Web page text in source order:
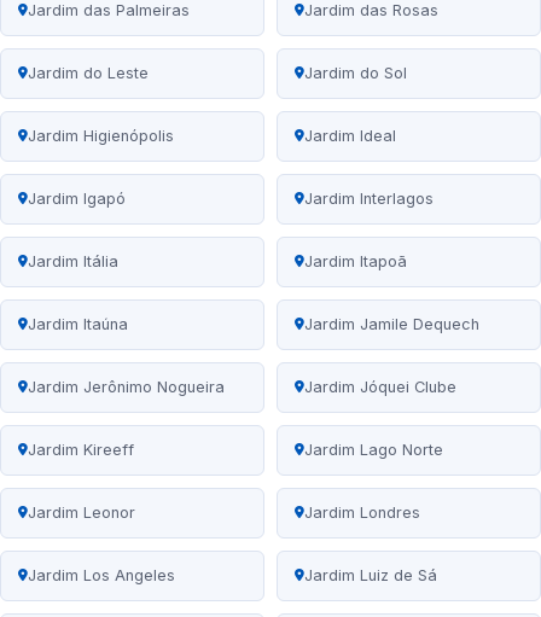
Jardim das Palmeiras Jardim das Rosas
Jardim do Leste Jardim do Sol
Jardim Higienópolis Jardim Ideal
Jardim Igapó Jardim Interlagos
Jardim Itália Jardim Itapoã
Jardim Itaúna Jardim Jamile Dequech
Jardim Jerônimo Nogueira Jardim Jóquei Clube
Jardim Kireeff Jardim Lago Norte
Jardim Leonor Jardim Londres
Jardim Los Angeles Jardim Luiz de Sá